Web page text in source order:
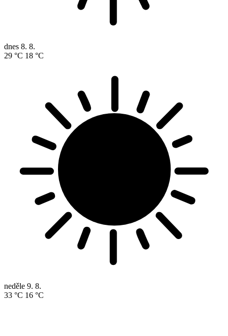
dnes 8. 8.
29 °C 18 °C
neděle 9. 8.
33 °C 16 °C